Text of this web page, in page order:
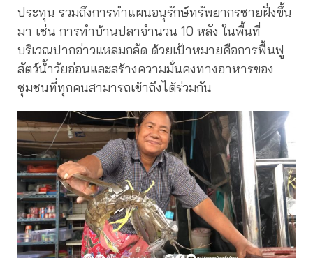
ประทุน รวมถึงการทำแผนอนุรักษ์ทรัพยากรชายฝั่งขึ้น
มา เช่น การทำบ้านปลาจำนวน 10 หลัง ในพื้นที่
บริเวณปากอ่าวแหลมกลัด ด้วยเป้าหมายคือการฟื้นฟู
สัตว์น้ำวัยอ่อนและสร้างความมั่นคงทางอาหารของ
ชุมชนที่ทุกคนสามารถเข้าถึงได้ร่วมกัน